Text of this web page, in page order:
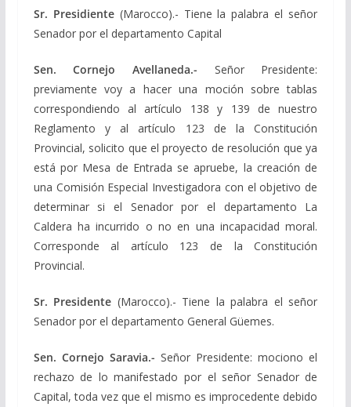
Sr. Presidiente (Marocco).- Tiene la palabra el señor
Senador por el departamento Capital
Sen. Cornejo Avellaneda.- Señor Presidente:
previamente voy a hacer una moción sobre tablas
correspondiendo al artículo 138 y 139 de nuestro
Reglamento y al artículo 123 de la Constitución
Provincial, solicito que el proyecto de resolución que ya
está por Mesa de Entrada se apruebe, la creación de
una Comisión Especial Investigadora con el objetivo de
determinar si el Senador por el departamento La
Caldera ha incurrido o no en una incapacidad moral.
Corresponde al artículo 123 de la Constitución
Provincial.
Sr. Presidente (Marocco).- Tiene la palabra el señor
Senador por el departamento General Güemes.
Sen. Cornejo Saravia.- Señor Presidente: mociono el
rechazo de lo manifestado por el señor Senador de
Capital, toda vez que el mismo es improcedente debido